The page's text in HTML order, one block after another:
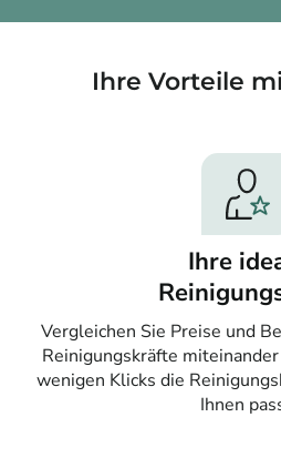
Ihre Vorteile
Ihre
Vergleichen Sie Preise und
Reinigungskräfte
wenigen Klicks die
Ihnen